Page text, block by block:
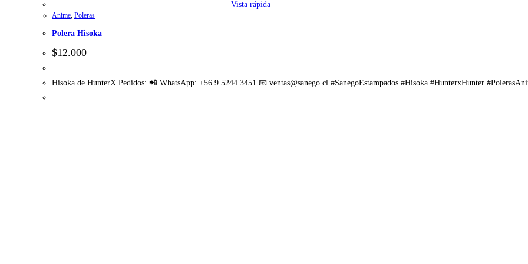
Vista rápida
Anime, Poleras
Polera Hisoka
$12.000
Hisoka de HunterX Pedidos: 📲 WhatsApp: +56 9 5244 3451 📧 ventas@sanego.cl #SanegoEstampados #Hisoka #HunterxHunter